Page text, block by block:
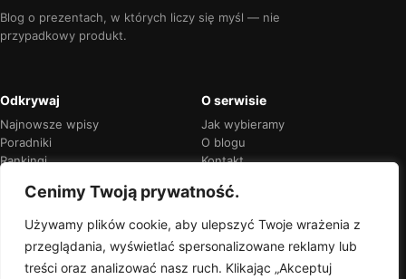
Cenimy Twoją prywatność.
Używamy plików cookie, aby ulepszyć Twoje wrażenia z
przeglądania, wyświetlać spersonalizowane reklamy lub
treści oraz analizować nasz ruch. Klikając „Akceptuj
Blog o prezentach, w których liczy się myśl — nie
przypadkowy produkt.
Odkrywaj
Najnowsze wpisy
Poradniki
Rankingi
O serwisie
Jak wybieramy
O blogu
Kontakt
Przejrzyste rekomendacje